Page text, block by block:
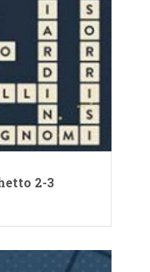
2-3